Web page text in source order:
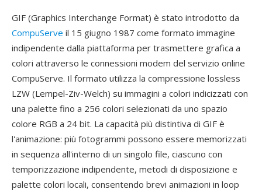
GIF (Graphics Interchange Format) è stato introdotto da
CompuServe il 15 giugno 1987 come formato immagine
indipendente dalla piattaforma per trasmettere grafica a
colori attraverso le connessioni modem del servizio online
CompuServe. Il formato utilizza la compressione lossless
LZW (Lempel-Ziv-Welch) su immagini a colori indicizzati con
una palette fino a 256 colori selezionati da uno spazio
colore RGB a 24 bit. La capacità più distintiva di GIF è
l'animazione: più fotogrammi possono essere memorizzati
in sequenza all'interno di un singolo file, ciascuno con
temporizzazione indipendente, metodi di disposizione e
palette colori locali, consentendo brevi animazioni in loop